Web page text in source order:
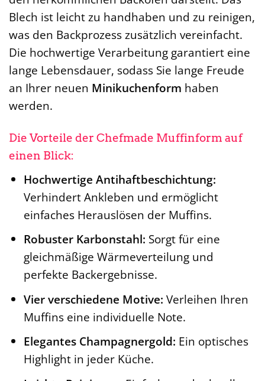
Blech ist leicht zu handhaben und zu reinigen,
was den Backprozess zusätzlich vereinfacht.
Die hochwertige Verarbeitung garantiert eine
lange Lebensdauer, sodass Sie lange Freude
an Ihrer neuen Minikuchenform haben
werden.
Die Vorteile der Chefmade Muffinform auf
einen Blick:
Hochwertige Antihaftbeschichtung:
Verhindert Ankleben und ermöglicht
einfaches Herauslösen der Muffins.
Robuster Karbonstahl: Sorgt für eine
gleichmäßige Wärmeverteilung und
perfekte Backergebnisse.
Vier verschiedene Motive: Verleihen Ihren
Muffins eine individuelle Note.
Elegantes Champagnergold: Ein optisches
Highlight in jeder Küche.